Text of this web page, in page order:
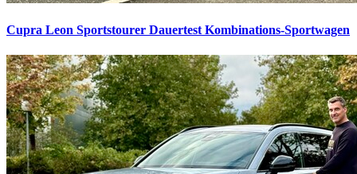
Cupra Leon Sportstourer Dauertest Kombinations-Sportwagen